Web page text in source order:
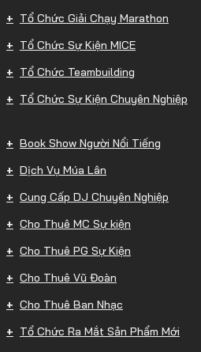
Tổ Chức Giải Chạy Marathon
Tổ Chức Sự Kiện MICE
Tổ Chức Teambuilding
Tổ Chức Sự Kiện Chuyên Nghiệp
Book Show Người Nổi Tiếng
Dịch Vụ Múa Lân
Cung Cấp DJ Chuyên Nghiệp
Cho Thuê MC Sự kiện
Cho Thuê PG Sự Kiện
Cho Thuê Vũ Đoàn
Cho Thuê Ban Nhạc
Tổ Chức Ra Mắt Sản Phẩm Mới